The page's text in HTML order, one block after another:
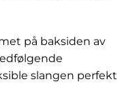
på baksiden av
slangen perfekt